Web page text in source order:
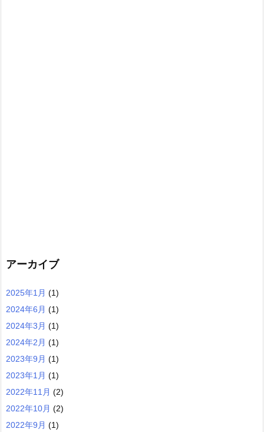
アーカイブ
2025年1月 (1)
2024年6月 (1)
2024年3月 (1)
2024年2月 (1)
2023年9月 (1)
2023年1月 (1)
2022年11月 (2)
2022年10月 (2)
2022年9月 (1)